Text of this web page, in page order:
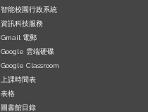
智能校園行政系統
資訊科技服務
Gmail 電郵
Google 雲端硬碟
Google Classroom
上課時間表
表格
圖書館目錄